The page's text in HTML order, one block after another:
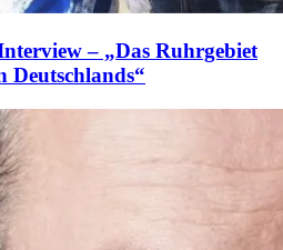
– „Das Ruhrgebiet
Deutschlands“